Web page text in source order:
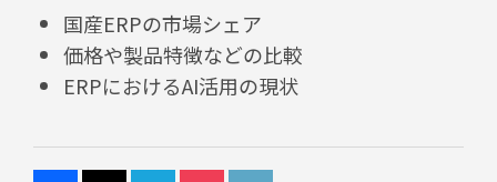
国産ERPの市場シェア
価格や製品特徴などの比較
ERPにおけるAI活用の現状